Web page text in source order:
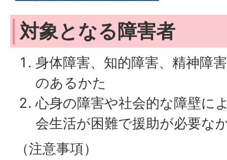
対象となる障害者
身体障害、知的障害、精神障
のあるかた
心身の障害や社会的な障壁に
会生活が困難で援助が必要な
（注意事項）